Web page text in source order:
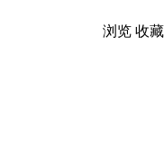
浏览 收藏